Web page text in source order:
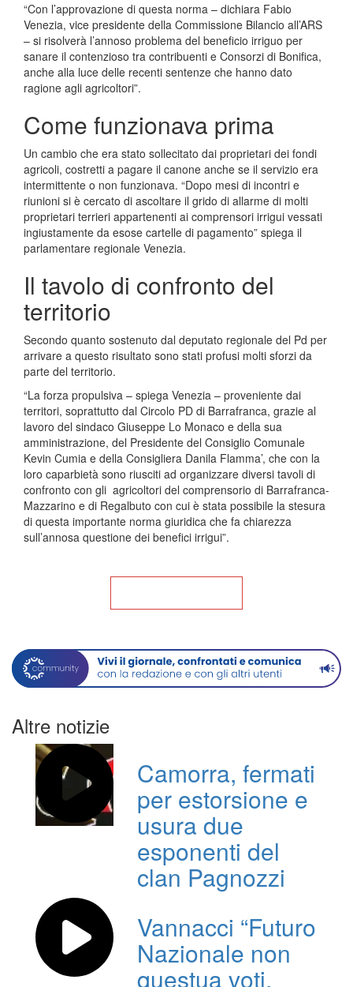
“Con l’approvazione di questa norma – dichiara Fabio
Venezia, vice presidente della Commissione Bilancio all’ARS
– si risolverà l’annoso problema del beneficio irriguo per
sanare il contenzioso tra contribuenti e Consorzi di Bonifica,
anche alla luce delle recenti sentenze che hanno dato
ragione agli agricoltori”.
Come funzionava prima
Un cambio che era stato sollecitato dai proprietari dei fondi
agricoli, costretti a pagare il canone anche se il servizio era
intermittente o non funzionava. “Dopo mesi di incontri e
riunioni si è cercato di ascoltare il grido di allarme di molti
proprietari terrieri appartenenti ai comprensori irrigui vessati
ingiustamente da esose cartelle di pagamento” spiega il
parlamentare regionale Venezia.
Il tavolo di confronto del
territorio
Secondo quanto sostenuto dal deputato regionale del Pd per
arrivare a questo risultato sono stati profusi molti sforzi da
parte del territorio.
“La forza propulsiva – spiega Venezia – proveniente dai
territori, soprattutto dal Circolo PD di Barrafranca, grazie al
lavoro del sindaco Giuseppe Lo Monaco e della sua
amministrazione, del Presidente del Consiglio Comunale
Kevin Cumia e della Consigliera Danila Flamma’, che con la
loro caparbietà sono riusciti ad organizzare diversi tavoli di
confronto con gli agricoltori del comprensorio di Barrafranca-
Mazzarino e di Regalbuto con cui è stata possibile la stesura
di questa importante norma giuridica che fa chiarezza
sull’annosa questione dei benefici irrigui”.
Altre notizie
Camorra, fermati
per estorsione e
usura due
esponenti del
clan Pagnozzi
Vannacci “Futuro
Nazionale non
questua voti,